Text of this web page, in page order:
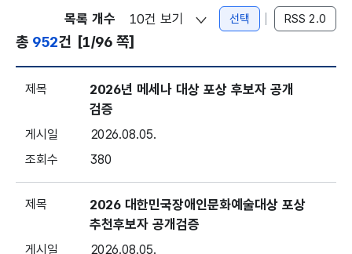
총 952건 [1/96 쪽]
목록 개수 선택 RSS 2.0
2026년 메세나 대상 포상 후보자 공개
검증
2026.08.05.
380
2026 대한민국장애인문화예술대상 포상
추천후보자 공개검증
2026.08.05.